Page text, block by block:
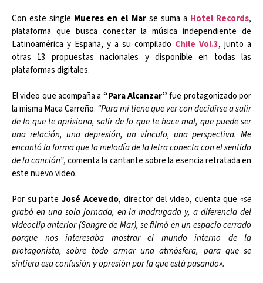
Con este single Mueres en el Marse suma a Hotel Records,
plataforma que busca conectar la música independiente de
Latinoamérica y España, y a su compilado Chile Vol.3, junto a
otras 13 propuestas nacionales y disponible en todas las
plataformas digitales.
El video que acompaña a “Para Alcanzar”fue protagonizado por
la misma Maca Carreño. “Para mí tiene que ver con decidirse a salir
de lo que te aprisiona, salir de lo que te hace mal, que puede ser
una relación, una depresión, un vínculo, una perspectiva. Me
encantó la forma que la melodía de la letra conecta con el sentido
de la canción”, comenta la cantante sobre la esencia retratada en
este nuevo video.
Por su parteJosé Acevedo, director del video, cuenta que«se
grabó en una sola jornada, en la madrugada y, a diferencia del
videoclip anterior (Sangre de Mar), se filmó en un espacio cerrado
porque nos interesaba mostrar el mundo interno de la
protagonista, sobre todo armar una atmósfera, para que se
sintiera esa confusión y opresión por la que está pasando».